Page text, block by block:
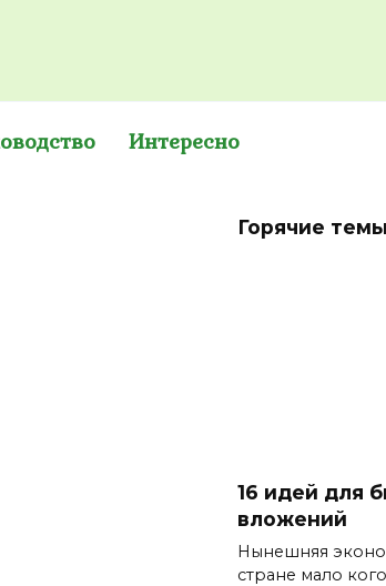
Интересно
Горячие
16 идей для
вложений
Нынешняя
стране мало кого